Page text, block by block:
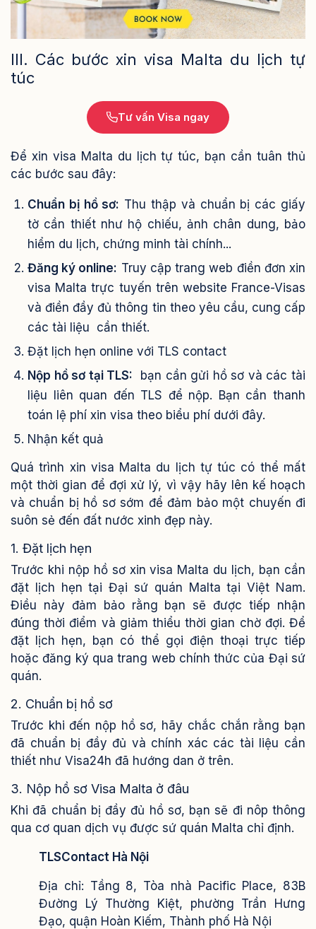
III. Các bước xin visa Malta du lịch tự
túc
Tư vấn Visa ngay
Để xin visa Malta du lịch tự túc, bạn cần tuân thủ
các bước sau đây:
Chuẩn bị hồ sơ: Thu thập và chuẩn bị các giấy
tờ cần thiết như hộ chiếu, ảnh chân dung, bảo
hiểm du lịch, chứng minh tài chính...
Đăng ký online: Truy cập trang web điền đơn xin
visa Malta trực tuyến trên website France-Visas
và điền đầy đủ thông tin theo yêu cầu, cung cấp
các tài liệu cần thiết.
Đặt lịch hẹn online với TLS contact
Nộp hồ sơ tại TLS: bạn cần gửi hồ sơ và các tài
liệu liên quan đến TLS để nộp. Bạn cần thanh
toán lệ phí xin visa theo biểu phí dưới đây.
Nhận kết quả
Quá trình xin visa Malta du lịch tự túc có thể mất
một thời gian để đợi xử lý, vì vậy hãy lên kế hoạch
và chuẩn bị hồ sơ sớm để đảm bảo một chuyến đi
suôn sẻ đến đất nước xinh đẹp này.
1. Đặt lịch hẹn
Trước khi nộp hồ sơ xin visa Malta du lịch, bạn cần
đặt lịch hẹn tại Đại sứ quán Malta tại Việt Nam.
Điều này đảm bảo rằng bạn sẽ được tiếp nhận
đúng thời điểm và giảm thiểu thời gian chờ đợi. Để
đặt lịch hẹn, bạn có thể gọi điện thoại trực tiếp
hoặc đăng ký qua trang web chính thức của Đại sứ
quán.
2. Chuẩn bị hồ sơ
Trước khi đến nộp hồ sơ, hãy chắc chắn rằng bạn
đã chuẩn bị đầy đủ và chính xác các tài liệu cần
thiết như Visa24h đã hướng dan ở trên.
3. Nộp hồ sơ Visa Malta ở đâu
Khi đã chuẩn bị đầy đủ hồ sơ, bạn sẽ đi nôp thông
qua cơ quan dịch vụ được sứ quán Malta chỉ định.
TLSContact Hà Nội
Địa chỉ: Tầng 8, Tòa nhà Pacific Place, 83B
Đường Lý Thường Kiệt, phường Trần Hưng
Đạo, quận Hoàn Kiếm, Thành phố Hà Nội